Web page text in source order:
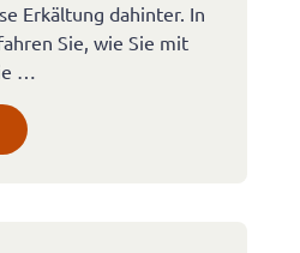
Erkältung dahinter. In
Sie, wie Sie mit
…